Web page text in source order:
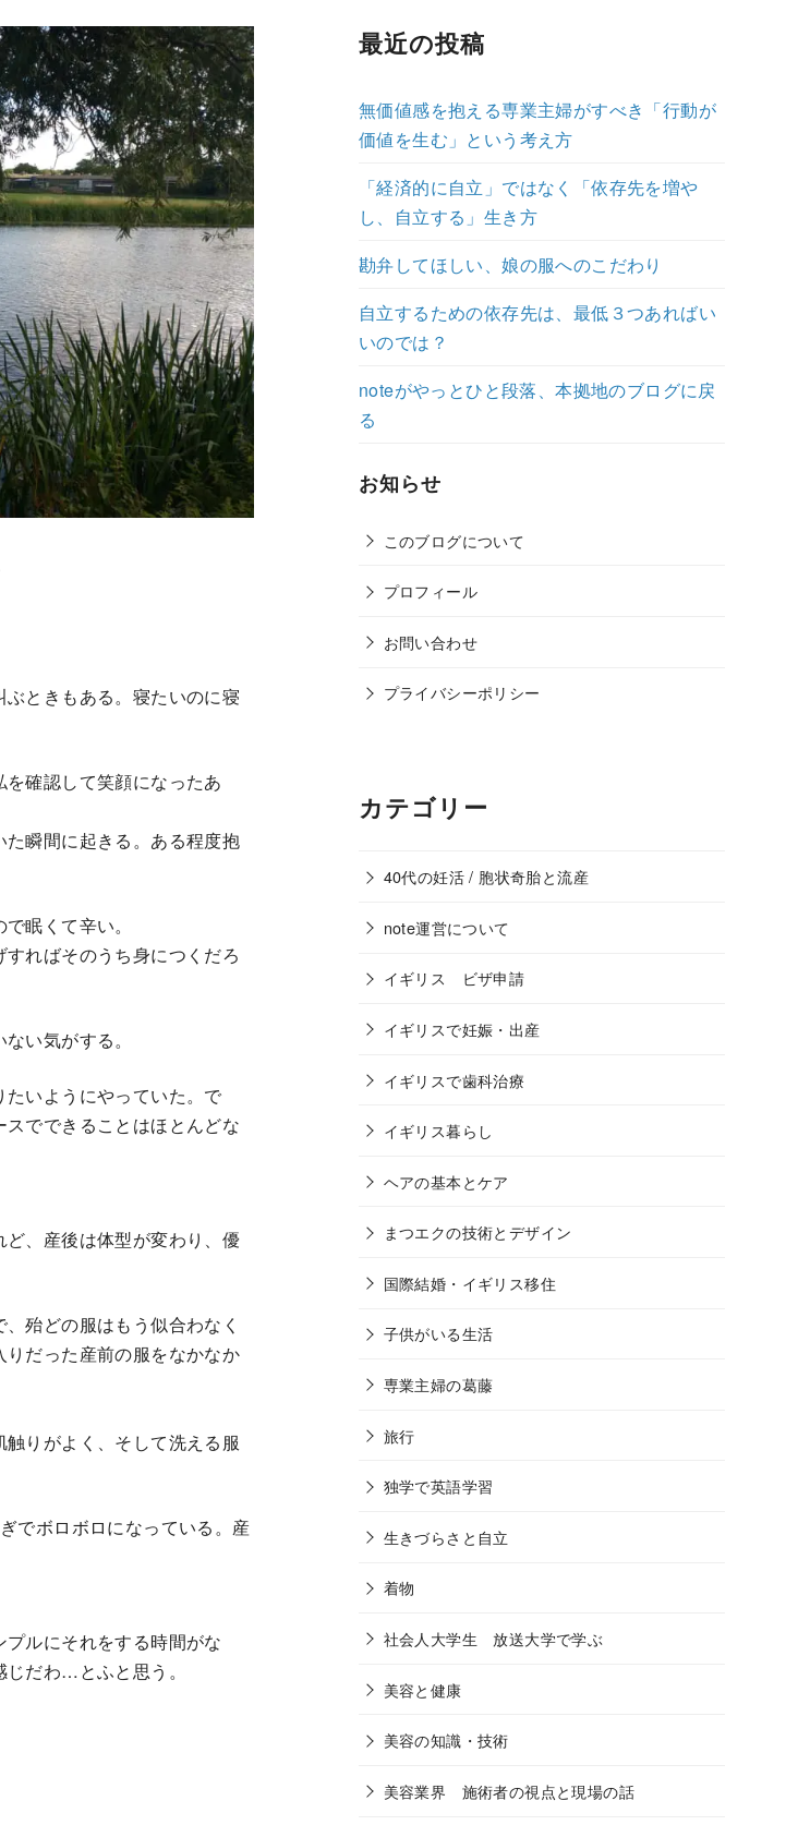
ときもある。寝たいのに寝
確認して笑顔になったあ
瞬間に起きる。ある程度抱
眠くて辛い。
ればそのうち身につくだろ
い気がする。
いようにやっていた。で
でできることはほとんどな
、産後は体型が変わり、優
殆どの服はもう似合わなく
だった産前の服をなかなか
りがよく、そして洗える服
でボロボロになっている。産
ルにそれをする時間がな
だわ…とふと思う。
最近の投稿
無価値感を抱える専業主婦がすべき「行動が
価値を生む」という考え方
「経済的に自立」ではなく「依存先を増や
し、自立する」生き方
勘弁してほしい、娘の服へのこだわり
自立するための依存先は、最低３つあればい
いのでは？
noteがやっとひと段落、本拠地のブログに戻
る
お知らせ
このブログについて
プロフィール
お問い合わせ
プライバシーポリシー
カテゴリー
40代の妊活 / 胞状奇胎と流産
note運営について
イギリス ビザ申請
イギリスで妊娠・出産
イギリスで歯科治療
イギリス暮らし
ヘアの基本とケア
まつエクの技術とデザイン
国際結婚・イギリス移住
子供がいる生活
専業主婦の葛藤
旅行
独学で英語学習
生きづらさと自立
着物
社会人大学生 放送大学で学ぶ
美容と健康
美容の知識・技術
美容業界 施術者の視点と現場の話